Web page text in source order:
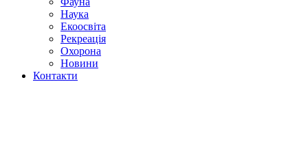
Наука
Екоосвіта
Рекреація
Охорона
Новини
Контакти